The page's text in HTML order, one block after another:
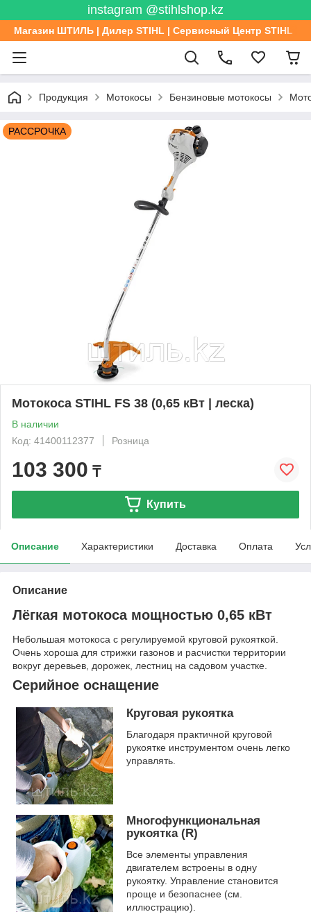
instagram @stihlshop.kz
Магазин ШТИЛЬ | Дилер STIHL | Сервисный Центр STIHL
Продукция Мотокосы Бензиновые мотокосы
РАССРОЧКА
Мотокоса STIHL FS 38 (0,65 кВт | леска)
В наличии
Код: 41400112377
Розница
103 300 ₸
Купить
Описание Характеристики Доставка Оплата
Описание
Лёгкая мотокоса мощностью 0,65 кВт
Небольшая мотокоса с регулируемой круговой рукояткой.
Очень хороша для стрижки газонов и расчистки территории
вокруг деревьев, дорожек, лестниц на садовом участке.
Серийное оснащение
Круговая рукоятка
Благодаря практичной круговой
рукоятке инструментом очень легко
управлять.
Многофункциональная
рукоятка (R)
Все элементы управления
двигателем встроены в одну
рукоятку. Управление становится
проще и безопаснее (см.
иллюстрацию).